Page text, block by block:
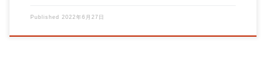
Published 2022年6月27日